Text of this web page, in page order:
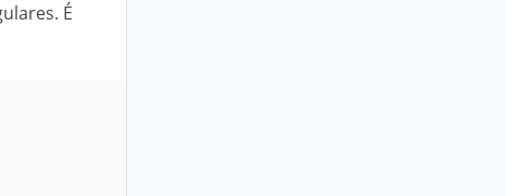
É